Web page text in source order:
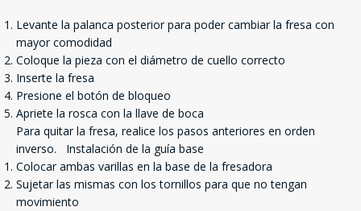
Levante la palanca posterior para poder cambiar la fresa con
mayor comodidad
Coloque la pieza con el diámetro de cuello correcto
Inserte la fresa
Presione el botón de bloqueo
Apriete la rosca con la llave de boca
Para quitar la fresa, realice los pasos anteriores en orden
inverso. Instalación de la guía base
Colocar ambas varillas en la base de la fresadora
Sujetar las mismas con los tornillos para que no tengan
movimiento